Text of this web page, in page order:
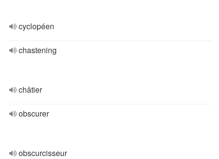
cyclopéen
chastening
châtier
obscurer
obscurcisseur